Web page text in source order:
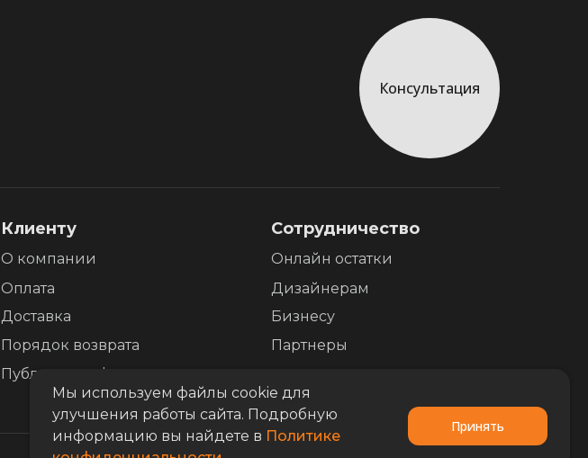
Мы используем файлы cookie для
улучшения работы сайта. Подробную
информацию вы найдете в Политике
Принять
Консультация
Клиенту
О компании
Оплата
Сотрудничество
Дизайнерам
Бизнесу
Публичная оферта
Партнеры
Доставка
Онлайн остатки
Порядок возврата